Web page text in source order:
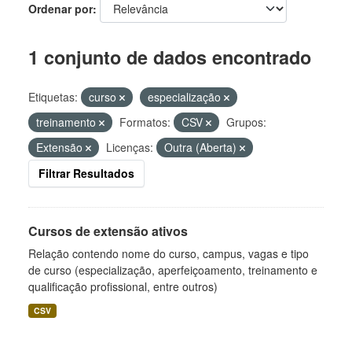
Ordenar por
1 conjunto de dados encontrado
Etiquetas: curso
especialização
treinamento
Formatos: CSV
Grupos:
Extensão
Licenças:
Outra (Aberta)
Filtrar Resultados
Cursos de extensão ativos
Relação contendo nome do curso, campus, vagas e tipo
de curso (especialização, aperfeiçoamento, treinamento e
qualificação profissional, entre outros)
CSV